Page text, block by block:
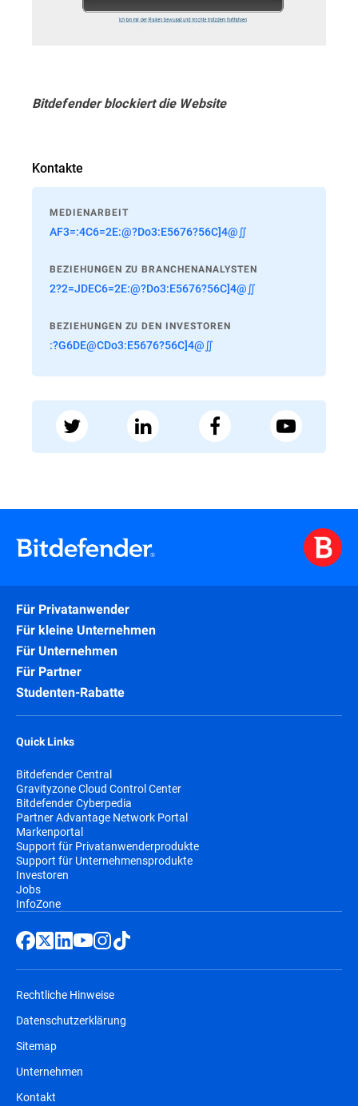
Bitdefender blockiert die Website
Kontakte
MEDIENARBEIT
AF3=:4C6=2E:@?Do3:E5676?56C]4@∬
BEZIEHUNGEN ZU BRANCHENANALYSTEN
2?2=JDEC6=2E:@?Do3:E5676?56C]4@∬
BEZIEHUNGEN ZU DEN INVESTOREN
:?G6DE@CDo3:E5676?56C]4@∬
Für Privatanwender
Für kleine Unternehmen
Für Unternehmen
Für Partner
Studenten-Rabatte
Quick Links
Bitdefender Central
Gravityzone Cloud Control Center
Bitdefender Cyberpedia
Partner Advantage Network Portal
Markenportal
Support für Privatanwenderprodukte
Support für Unternehmensprodukte
Investoren
Jobs
InfoZone
Rechtliche Hinweise
Datenschutzerklärung
Sitemap
Unternehmen
Kontakt